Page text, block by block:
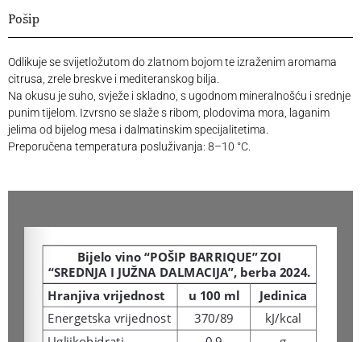
Pošip
Odlikuje se svijetložutom do zlatnom bojom te izraženim aromama
citrusa, zrele breskve i mediteranskog bilja.
Na okusu je suho, svježe i skladno, s ugodnom mineralnošću i srednje
punim tijelom. Izvrsno se slaže s ribom, plodovima mora, laganim
jelima od bijelog mesa i dalmatinskim specijalitetima.
Preporučena temperatura posluživanja: 8–10 °C.